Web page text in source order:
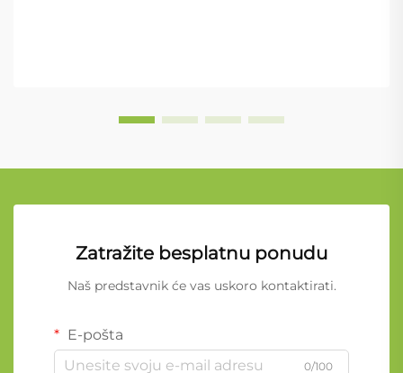
Zatražite besplatnu ponudu
Naš predstavnik će vas uskoro kontaktirati.
E-pošta
0/100